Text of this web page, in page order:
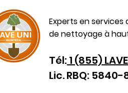
Experts en services
de nettoyage à
Tél: 1 (855)
Lic. RBQ: